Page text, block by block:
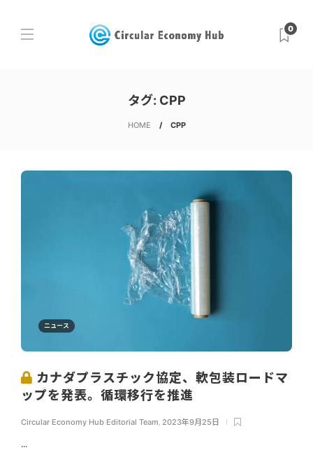
0
タグ: CPP
HOME CPP
ニュース
カナダプラスチック協定、軟包装ロードマ
ップを発表。循環移行を推進
Circular Economy Hub Editorial Team 2023年9月25日
...